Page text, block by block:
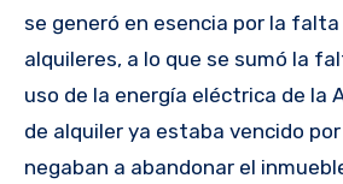
se generó en esencia por la falta
alquileres, a lo que se sumó la
uso de la energía eléctrica de la
de alquiler ya estaba vencido
negaban a abandonar el